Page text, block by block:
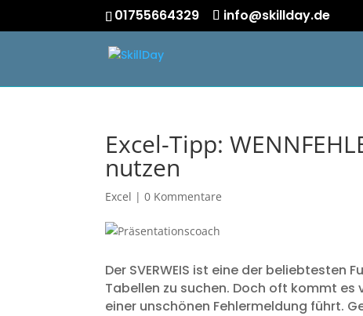
01755664329 info@skillday.de
Excel-Tipp:
nutzen
Excel |0 Kommentare
Der SVERWEIS ist eine der beliebtesten
Tabellen zu suchen. Doch oft kommt
einer unschönen Fehlermeldung führt.